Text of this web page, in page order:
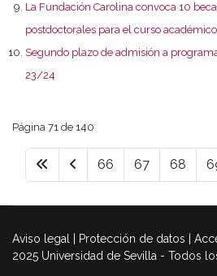
La Fundación Carolina convoca 10
postdoctorales para el curso
Segundo plazo de admisión a
23/24
Página 71 de 140
66 67 68
Aviso legal | Protección de datos |
2025 Universidad de Sevilla - Todos